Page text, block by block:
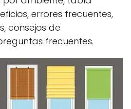
errores frecuentes,
consejos de
frecuentes.